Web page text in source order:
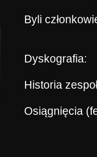
Byli
Dyskografia:
Historia
Osiągnięcia